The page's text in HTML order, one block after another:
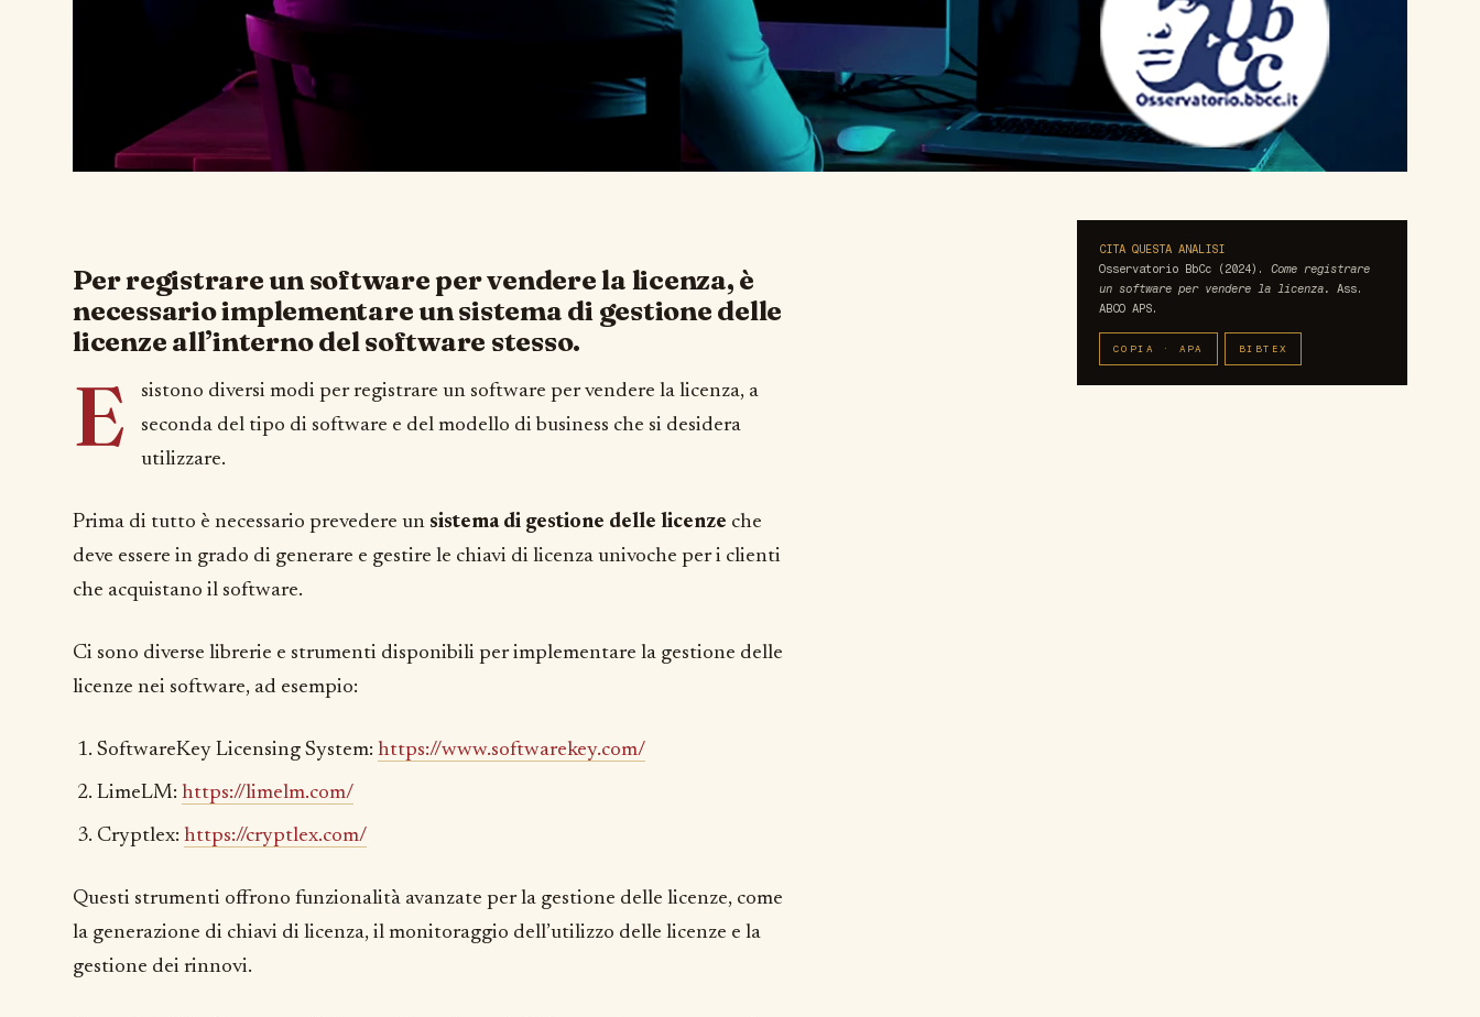
Per registrare un software per vendere la licenza, è
necessario implementare un sistema di gestione delle
licenze all’interno del software stesso.
E
sistono diversi modi per registrare un software per vendere la licenza, a
seconda del tipo di software e del modello di business che si desidera
utilizzare.
Prima di tutto è necessario prevedere un sistema di gestione delle licenze che
deve essere in grado di generare e gestire le chiavi di licenza univoche per i clienti
che acquistano il software.
Ci sono diverse librerie e strumenti disponibili per implementare la gestione delle
licenze nei software, ad esempio:
SoftwareKey Licensing System: https://www.softwarekey.com/
LimeLM: https://limelm.com/
Cryptlex: https://cryptlex.com/
Questi strumenti offrono funzionalità avanzate per la gestione delle licenze, come
la generazione di chiavi di licenza, il monitoraggio dell’utilizzo delle licenze e la
gestione dei rinnovi.
CITA QUESTA ANALISI
Osservatorio BbCc (2024). Come registrare
un software per vendere la licenza.
Ass.
ABCO APS.
COPIA · APA BIBTEX